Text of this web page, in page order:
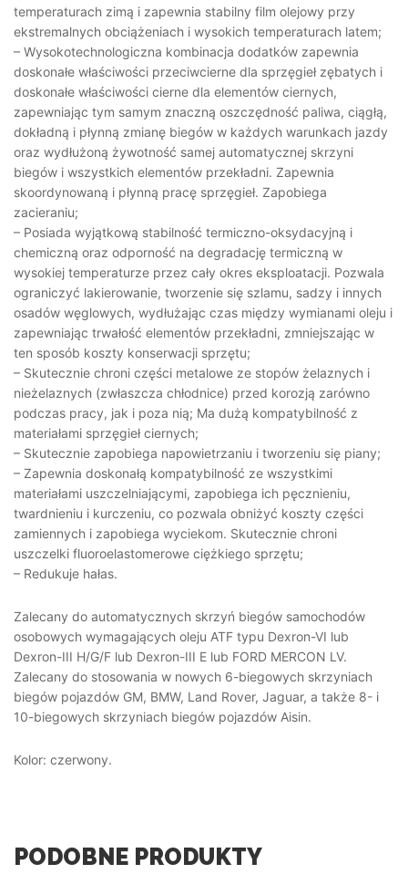
temperaturach zimą i zapewnia stabilny film olejowy przy
ekstremalnych obciążeniach i wysokich temperaturach latem;
– Wysokotechnologiczna kombinacja dodatków zapewnia
doskonałe właściwości przeciwcierne dla sprzęgieł zębatych i
doskonałe właściwości cierne dla elementów ciernych,
zapewniając tym samym znaczną oszczędność paliwa, ciągłą,
dokładną i płynną zmianę biegów w każdych warunkach jazdy
oraz wydłużoną żywotność samej automatycznej skrzyni
biegów i wszystkich elementów przekładni. Zapewnia
skoordynowaną i płynną pracę sprzęgieł. Zapobiega
zacieraniu;
– Posiada wyjątkową stabilność termiczno-oksydacyjną i
chemiczną oraz odporność na degradację termiczną w
wysokiej temperaturze przez cały okres eksploatacji. Pozwala
ograniczyć lakierowanie, tworzenie się szlamu, sadzy i innych
osadów węglowych, wydłużając czas między wymianami oleju i
zapewniając trwałość elementów przekładni, zmniejszając w
ten sposób koszty konserwacji sprzętu;
– Skutecznie chroni części metalowe ze stopów żelaznych i
nieżelaznych (zwłaszcza chłodnice) przed korozją zarówno
podczas pracy, jak i poza nią; Ma dużą kompatybilność z
materiałami sprzęgieł ciernych;
– Skutecznie zapobiega napowietrzaniu i tworzeniu się piany;
– Zapewnia doskonałą kompatybilność ze wszystkimi
materiałami uszczelniającymi, zapobiega ich pęcznieniu,
twardnieniu i kurczeniu, co pozwala obniżyć koszty części
zamiennych i zapobiega wyciekom. Skutecznie chroni
uszczelki fluoroelastomerowe ciężkiego sprzętu;
– Redukuje hałas.
Zalecany do automatycznych skrzyń biegów samochodów
osobowych wymagających oleju ATF typu Dexron-VI lub
Dexron-III H/G/F lub Dexron-III E lub FORD MERCON LV.
Zalecany do stosowania w nowych 6-biegowych skrzyniach
biegów pojazdów GM, BMW, Land Rover, Jaguar, a także 8- i
10-biegowych skrzyniach biegów pojazdów Aisin.
Kolor: czerwony.
PODOBNE PRODUKTY